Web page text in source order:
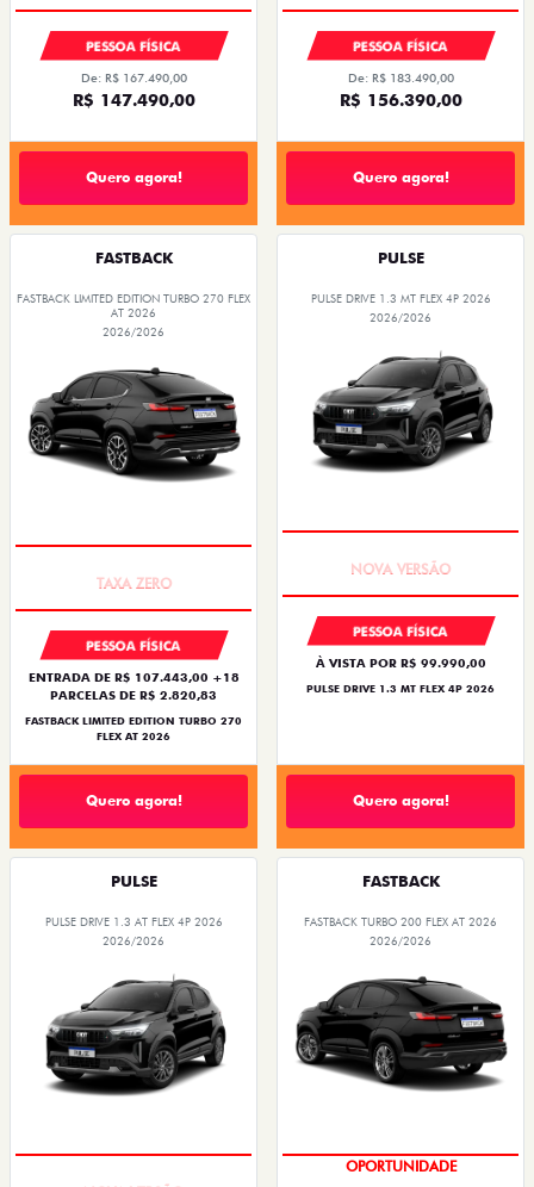
PESSOA FÍSICA
De: R$ 167.490,00
R$ 147.490,00
Quero agora!
PESSOA FÍSICA
De: R$ 183.490,00
R$ 156.390,00
Quero agora!
FASTBACK
FASTBACK LIMITED EDITION TURBO 270 FLEX
AT 2026
2026/2026
PESSOA FÍSICA
ENTRADA DE R$ 107.443,00 +18
PARCELAS DE R$ 2.820,83
FASTBACK LIMITED EDITION TURBO 270
FLEX AT 2026
Quero agora!
PULSE
PULSE DRIVE 1.3 MT FLEX 4P 2026
2026/2026
PESSOA FÍSICA
À VISTA POR R$ 99.990,00
PULSE DRIVE 1.3 MT FLEX 4P 2026
Quero agora!
PULSE
PULSE DRIVE 1.3 AT FLEX 4P 2026
2026/2026
FASTBACK
FASTBACK TURBO 200 FLEX AT 2026
2026/2026
OPORTUNIDADE